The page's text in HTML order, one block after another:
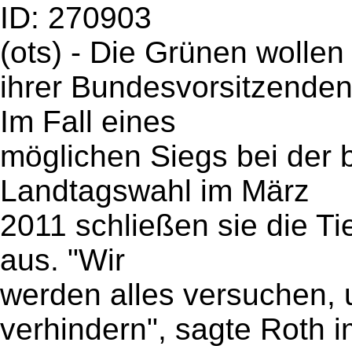
ID: 270903
(ots) - Die Grünen
ihrer
Im Fall eines
möglichen Siegs bei der
Landtagswahl im März
2011 schließen sie die
aus. "Wir
werden alles versuchen,
verhindern", sagte Roth